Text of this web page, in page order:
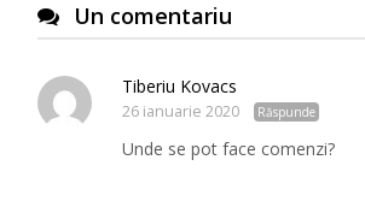
Un comentariu
Tiberiu Kovacs
26 ianuarie 2020 Răspunde
Unde se pot face comenzi?